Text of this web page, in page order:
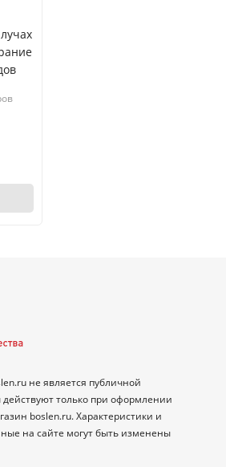
не является публичной
только при оформлении
boslen.ru. Характеристики и
на сайте могут быть изменены